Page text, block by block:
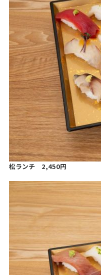
松ランチ 2,450円